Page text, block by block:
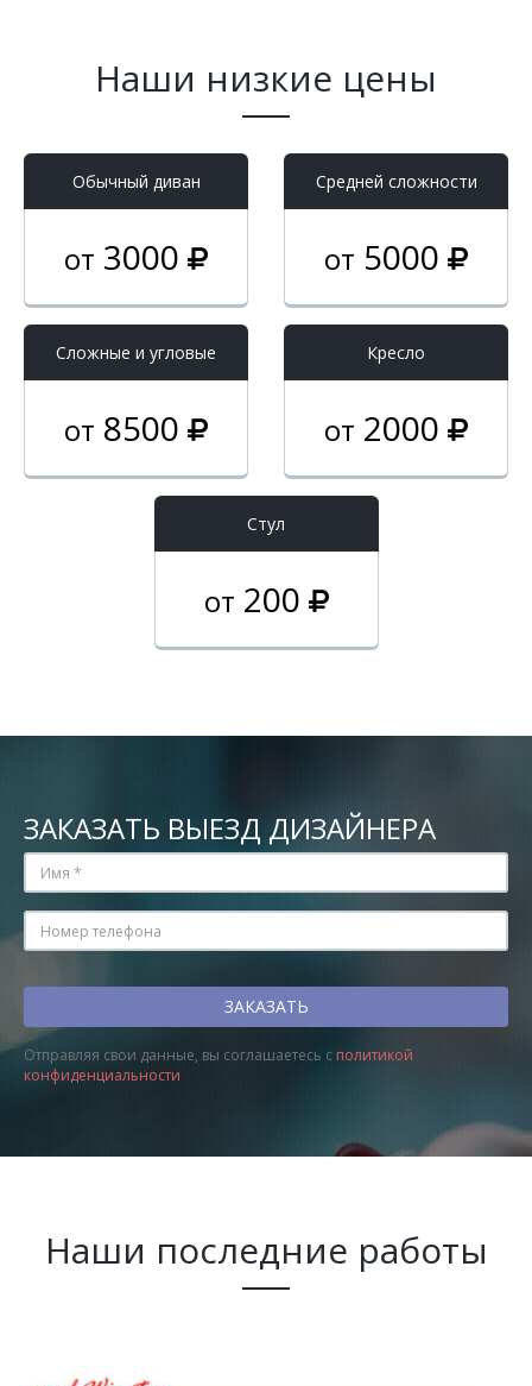
Наши низкие цены
Обычный диван
от 3000
Средней сложности
от 5000
Cложные и угловые
от 8500
Кресло
от 2000
Стул
от 200
ЗАКАЗАТЬ ВЫЕЗД ДИЗАЙНЕРА
Отправляя свои данные, вы соглашаетесь с политикой
конфиденциальности
Наши последние работы